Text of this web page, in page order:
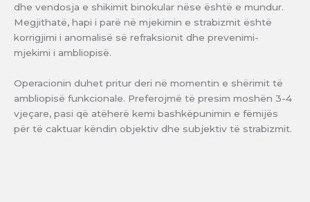
dhe vendosja e shikimit binokular nëse është e mundur.
Megjithatë, hapi i parë në mjekimin e strabizmit është
korrigjimi i anomalisë së refraksionit dhe prevenimi-
mjekimi i ambliopisë.
Operacionin duhet pritur deri në momentin e shërimit të
ambliopisë funkcionale. Preferojmë të presim moshën 3-4
vjeçare, pasi që atëherë kemi bashkëpunimin e fëmijës
për të caktuar këndin objektiv dhe subjektiv të strabizmit.